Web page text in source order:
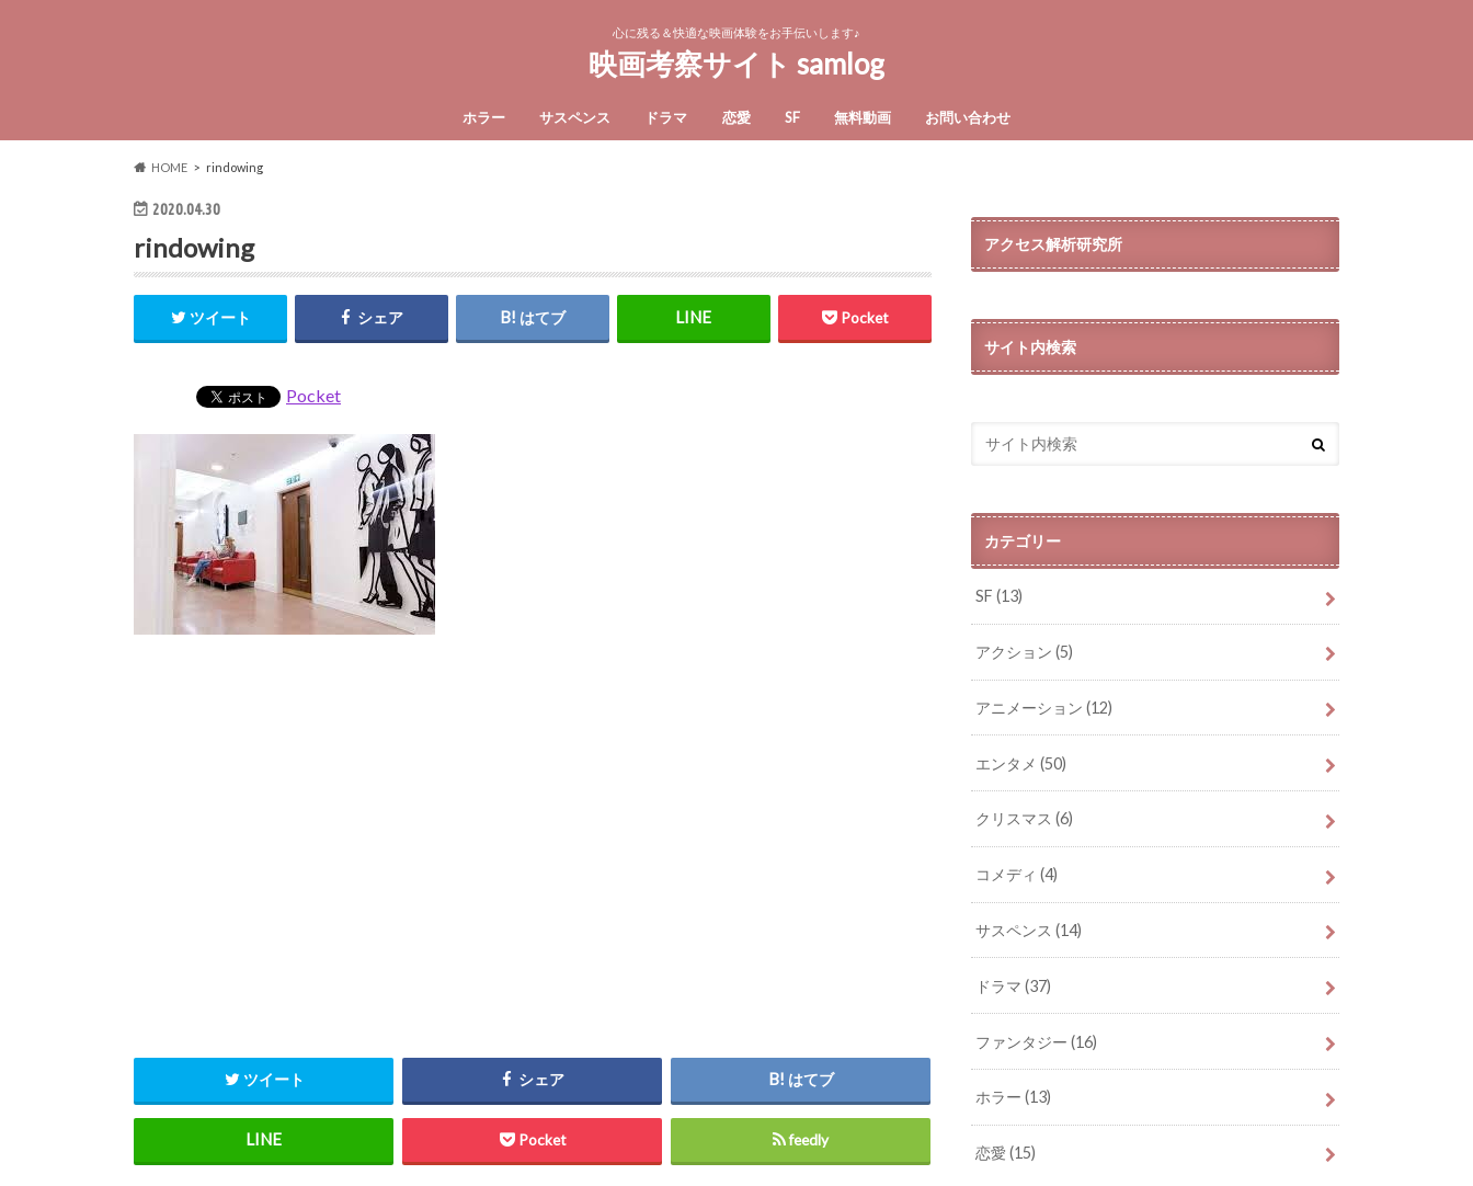
心に残る＆快適な映画体験をお手伝いします♪
映画考察サイト samlog
ホラー サスペンス ドラマ 恋愛 SF 無料動画 お問い合わせ
HOME rindowing
2020.04.30
rindowing
ツイート シェア はてブ Pocket
Pocket
ツイート シェア はてブ
Pocket feedly
アクセス解析研究所
サイト内検索
カテゴリー
SF(13)
アクション(5)
アニメーション(12)
エンタメ(50)
クリスマス(6)
コメディ(4)
サスペンス(14)
ドラマ(37)
ファンタジー(16)
ホラー(13)
恋愛(15)